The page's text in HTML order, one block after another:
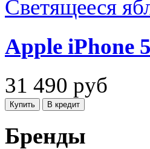
Apple iPhone
31 490 руб
Бренды